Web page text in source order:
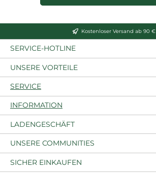
Kostenloser Versand ab 90 €
SERVICE-HOTLINE
UNSERE VORTEILE
SERVICE
INFORMATION
LADENGESCHÄFT
UNSERE COMMUNITIES
SICHER EINKAUFEN